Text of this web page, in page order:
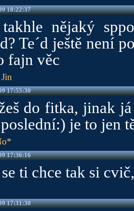
18:22:37
nějaký
Te´d ještě není
fajn věc
17:55:30
do fitka, jinak
je to jen
17:36:16
ti chce tak si
17:31:30